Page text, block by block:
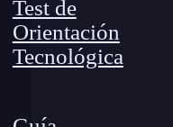
Test de
Orientación
Tecnológica